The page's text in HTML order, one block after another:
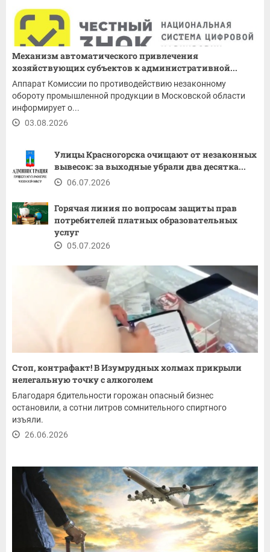
Механизм автоматического привлечения
хозяйствующих субъектов к административной...
Аппарат Комиссии по противодействию незаконному
обороту промышленной продукции в Московской области
информирует о...
03.08.2026
Улицы Красногорска очищают от незаконных
вывесок: за выходные убрали два десятка...
06.07.2026
Горячая линия по вопросам защиты прав
потребителей платных образовательных
услуг
05.07.2026
Стоп, контрафакт! В Изумрудных холмах прикрыли
нелегальную точку с алкоголем
Благодаря бдительности горожан опасный бизнес
остановили, а сотни литров сомнительного спиртного
изъяли.
26.06.2026